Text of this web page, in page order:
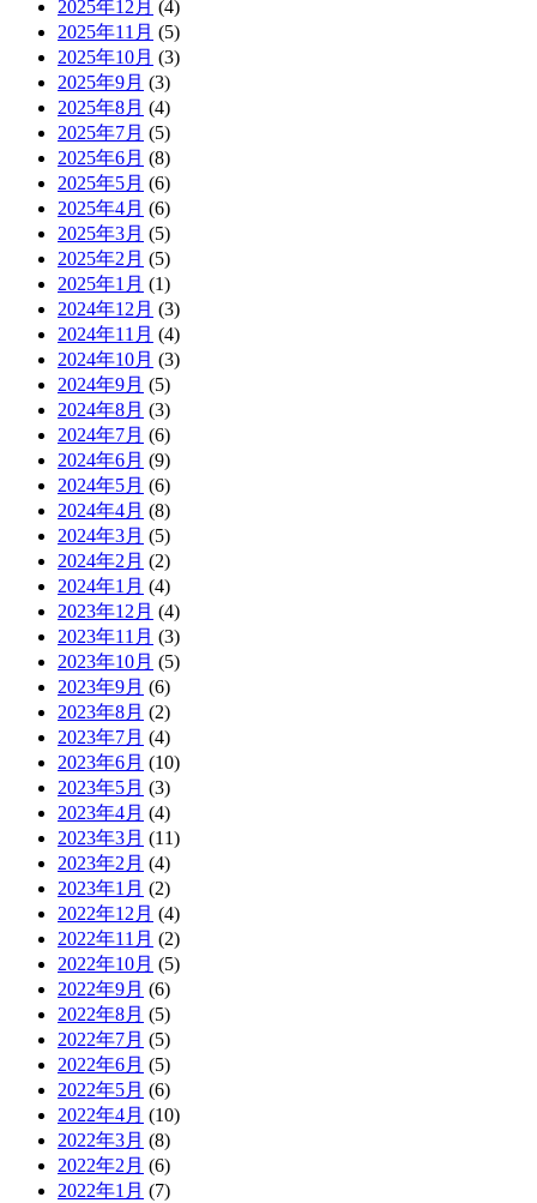
2025年12月 (4)
2025年11月 (5)
2025年10月 (3)
2025年9月 (3)
2025年8月 (4)
2025年7月 (5)
2025年6月 (8)
2025年5月 (6)
2025年4月 (6)
2025年3月 (5)
2025年2月 (5)
2025年1月 (1)
2024年12月 (3)
2024年11月 (4)
2024年10月 (3)
2024年9月 (5)
2024年8月 (3)
2024年7月 (6)
2024年6月 (9)
2024年5月 (6)
2024年4月 (8)
2024年3月 (5)
2024年2月 (2)
2024年1月 (4)
2023年12月 (4)
2023年11月 (3)
2023年10月 (5)
2023年9月 (6)
2023年8月 (2)
2023年7月 (4)
2023年6月 (10)
2023年5月 (3)
2023年4月 (4)
2023年3月 (11)
2023年2月 (4)
2023年1月 (2)
2022年12月 (4)
2022年11月 (2)
2022年10月 (5)
2022年9月 (6)
2022年8月 (5)
2022年7月 (5)
2022年6月 (5)
2022年5月 (6)
2022年4月 (10)
2022年3月 (8)
2022年2月 (6)
2022年1月 (7)